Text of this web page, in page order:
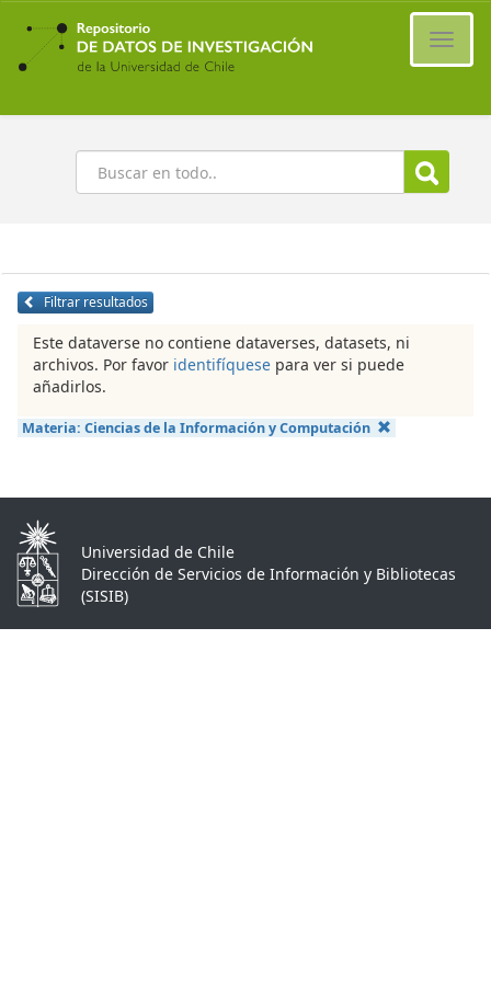
Ir
contenido
principal
Buscar
Filtrar resultados
Este dataverse no contiene dataverses, datasets, ni
archivos. Por favor identifíquese para ver si puede
añadirlos.
Materia: Ciencias de la Información y Computación
Universidad de Chile
Dirección de Servicios de Información y Bibliotecas
(SISIB)